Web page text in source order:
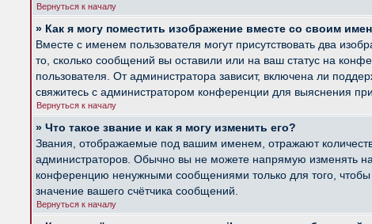
Вернуться к началу
» Как я могу поместить изображение вместе со своим
Вместе с именем пользователя могут присутствовать два
то, сколько сообщений вы оставили или на ваш статус на
пользователя. От администратора зависит, включена ли
свяжитесь с администратором конференции для выяснения
Вернуться к началу
» Что такое звание и как я могу изменить его?
Звания, отображаемые под вашим именем, отражают
администраторов. Обычно вы не можете напрямую изменять
конференцию ненужными сообщениями только для того,
значение вашего счётчика сообщений.
Вернуться к началу